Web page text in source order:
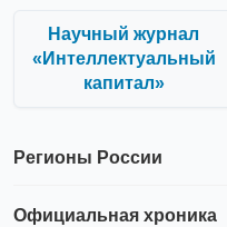
Научный журнал
«Интеллектуальный
капитал»
Регионы России
Официальная хроника